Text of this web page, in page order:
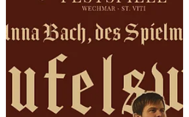
Ivonne… ... klappt noch nicht ganz… ...aber
wird.“ 😉 Genau so entstehen unsere
Festspiele: nicht perfekt von Anfang an,
sondern gemeinsam. Ein Blick hinter die
Kulissen – und doch nicht alle